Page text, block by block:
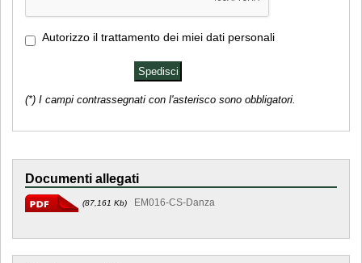
Autorizzo il trattamento dei miei dati personali
(*) I campi contrassegnati con l'asterisco sono obbligatori.
Documenti allegati
(87,161 Kb) EM016-CS-Danza